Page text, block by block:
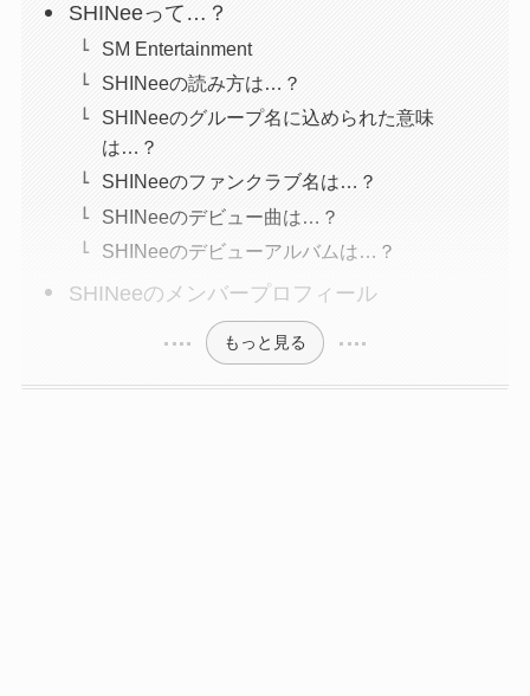
SHINeeって…？
SM Entertainment
SHINeeの読み方は…？
SHINeeのグループ名に込められた意味
は…？
SHINeeのファンクラブ名は…？
SHINeeのデビュー曲は…？
SHINeeのデビューアルバムは…？
SHINeeのメンバープロフィール
もっと見る